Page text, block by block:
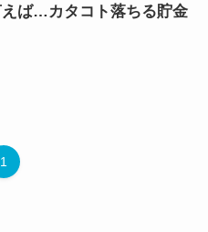
えば…カタコト落ちる貯金
1